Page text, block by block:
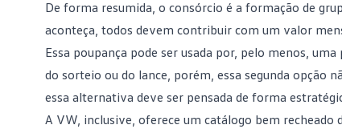
De forma resumida, o consórcio é a formação de
aconteça, todos devem contribuir com um valor
Essa poupança pode ser usada por, pelo menos,
do sorteio ou do lance, porém, essa segunda opção
essa alternativa deve ser pensada de forma
A VW, inclusive, oferece um catálogo bem recheado